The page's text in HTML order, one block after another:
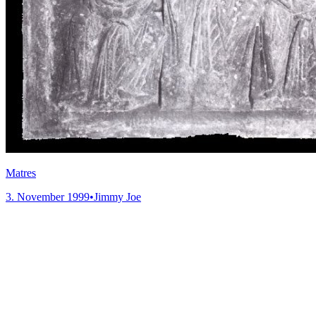
Matres
3. November 1999•Jimmy Joe